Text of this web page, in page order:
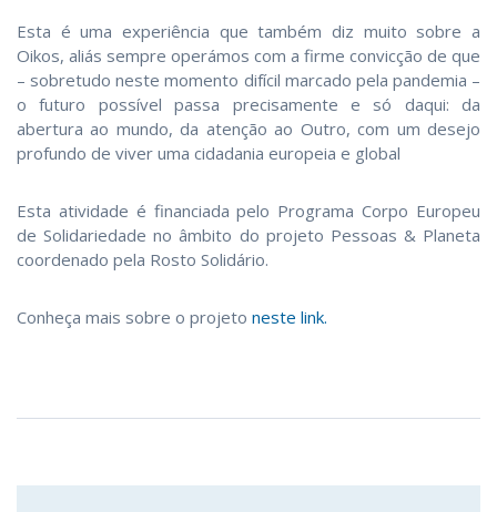
Esta é uma experiência que também diz muito sobre a
Oikos, aliás sempre operámos com a firme convicção de que
– sobretudo neste momento difícil marcado pela pandemia –
o futuro possível passa precisamente e só daqui: da
abertura ao mundo, da atenção ao Outro, com um desejo
profundo de viver uma cidadania europeia e global
Esta atividade é financiada pelo Programa Corpo Europeu
de Solidariedade no âmbito do projeto Pessoas & Planeta
coordenado pela Rosto Solidário.
Conheça mais sobre o projeto neste link.